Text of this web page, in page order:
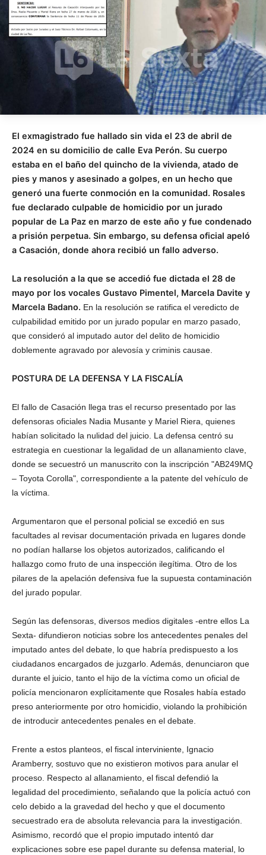
El exmagistrado fue hallado sin vida el 23 de abril de
2024 en su domicilio de calle Eva Perón. Su cuerpo
estaba en el baño del quincho de la vivienda, atado de
pies y manos y asesinado a golpes, en un hecho que
generó una fuerte conmoción en la comunidad. Rosales
fue declarado culpable de homicidio por un jurado
popular de La Paz en marzo de este año y fue condenado
a prisión perpetua. Sin embargo, su defensa oficial apeló
a Casación, donde ahora recibió un fallo adverso.
La resolución a la que se accedió fue dictada el 28 de
mayo por los vocales Gustavo Pimentel, Marcela Davite y
Marcela Badano. En la resolución se ratifica el veredicto de
culpabilidad emitido por un jurado popular en marzo pasado,
que consideró al imputado autor del delito de homicidio
doblemente agravado por alevosía y criminis causae.
POSTURA DE LA DEFENSA Y LA FISCALÍA
El fallo de Casación llega tras el recurso presentado por las
defensoras oficiales Nadia Musante y Mariel Riera, quienes
habían solicitado la nulidad del juicio. La defensa centró su
estrategia en cuestionar la legalidad de un allanamiento clave,
donde se secuestró un manuscrito con la inscripción "AB249MQ
– Toyota Corolla", correspondiente a la patente del vehículo de
la víctima.
Argumentaron que el personal policial se excedió en sus
facultades al revisar documentación privada en lugares donde
no podían hallarse los objetos autorizados, calificando el
hallazgo como fruto de una inspección ilegítima. Otro de los
pilares de la apelación defensiva fue la supuesta contaminación
del jurado popular.
Según las defensoras, diversos medios digitales -entre ellos La
Sexta- difundieron noticias sobre los antecedentes penales del
imputado antes del debate, lo que habría predispuesto a los
ciudadanos encargados de juzgarlo. Además, denunciaron que
durante el juicio, tanto el hijo de la víctima como un oficial de
policía mencionaron explícitamente que Rosales había estado
preso anteriormente por otro homicidio, violando la prohibición
de introducir antecedentes penales en el debate.
Frente a estos planteos, el fiscal interviniente, Ignacio
Aramberry, sostuvo que no existieron motivos para anular el
proceso. Respecto al allanamiento, el fiscal defendió la
legalidad del procedimiento, señalando que la policía actuó con
celo debido a la gravedad del hecho y que el documento
secuestrado era de absoluta relevancia para la investigación.
Asimismo, recordó que el propio imputado intentó dar
explicaciones sobre ese papel durante su defensa material, lo